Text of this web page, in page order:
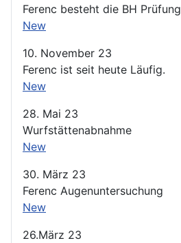
Ferenc besteht die BH Prüfung
New
10. November 23
Ferenc ist seit heute Läufig.
New
28. Mai 23
Wurfstättenabnahme
New
30. März 23
Ferenc Augenuntersuchung
New
26.März 23